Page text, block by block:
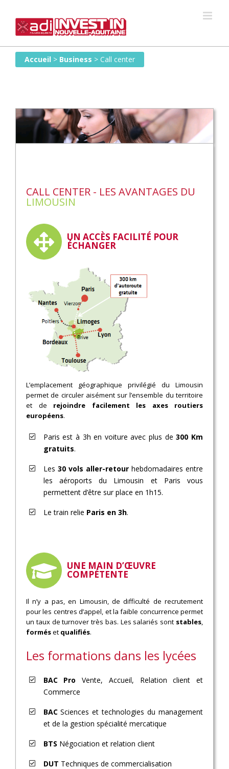
content
Accueil > Business > Call center
CALL CENTER - LES AVANTAGES DU
LIMOUSIN
UN ACCÈS FACILITÉ POUR
ÉCHANGER
L’emplacement géographique privilégié du Limousin
permet de circuler aisément sur l’ensemble du territoire
et de rejoindre facilement les axes routiers
européens.
Paris est à 3h en voiture avec plus de300 Km
gratuits.
Les 30 vols aller-retourhebdomadaires entre
les aéroports du Limousin et Paris vous
permettent d’être sur place en 1h15.
Le train relie Paris en 3h.
UNE MAIN D’ŒUVRE
COMPÉTENTE
Il n’y a pas, en Limousin, de difficulté de recrutement
pour les centres d’appel, et la faible concurrence permet
un taux de turnover très bas. Les salariés sont stables,
forméset qualifiés.
Les formations dans les lycées
BAC Pro Vente, Accueil, Relation client et
Commerce
BACSciences et technologies du management
et de la gestion spécialité mercatique
BTS Négociation et relation client
DUT Techniques de commercialisation